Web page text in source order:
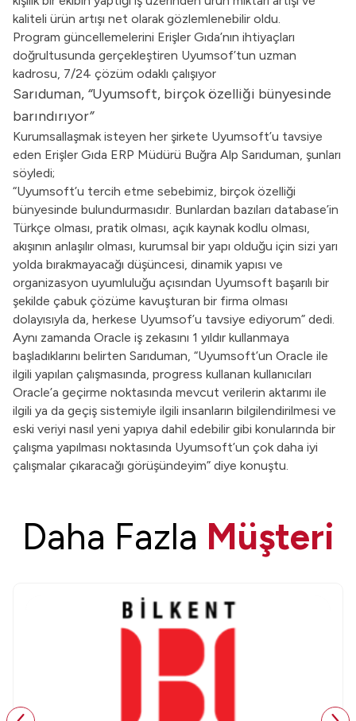
kaliteli ürün artışı net olarak gözlemlenebilir oldu.
Program güncellemelerini Erişler Gıda’nın ihtiyaçları
doğrultusunda gerçekleştiren Uyumsof’tun uzman
kadrosu, 7/24 çözüm odaklı çalışıyor
Sarıduman, “Uyumsoft, birçok özelliği bünyesinde
barındırıyor”
Kurumsallaşmak isteyen her şirkete Uyumsoft’u tavsiye
eden Erişler Gıda ERP Müdürü Buğra Alp Sarıduman, şunları
söyledi;
“Uyumsoft’u tercih etme sebebimiz, birçok özelliği
bünyesinde bulundurmasıdır. Bunlardan bazıları database’in
Türkçe olması, pratik olması, açık kaynak kodlu olması,
akışının anlaşılır olması, kurumsal bir yapı olduğu için sizi yarı
yolda bırakmayacağı düşüncesi, dinamik yapısı ve
organizasyon uyumluluğu açısından Uyumsoft başarılı bir
şekilde çabuk çözüme kavuşturan bir firma olması
dolayısıyla da, herkese Uyumsof’u tavsiye ediyorum” dedi.
Aynı zamanda Oracle iş zekasını 1 yıldır kullanmaya
başladıklarını belirten Sarıduman, “Uyumsoft’un Oracle ile
ilgili yapılan çalışmasında, progress kullanan kullanıcıları
Oracle’a geçirme noktasında mevcut verilerin aktarımı ile
ilgili ya da geçiş sistemiyle ilgili insanların bilgilendirilmesi ve
eski veriyi nasıl yeni yapıya dahil edebilir gibi konularında bir
çalışma yapılması noktasında Uyumsoft’un çok daha iyi
çalışmalar çıkaracağı görüşündeyim” diye konuştu.
Daha Fazla Müşteri